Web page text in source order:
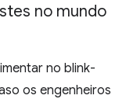
no mundo
no blink-
os engenheiros